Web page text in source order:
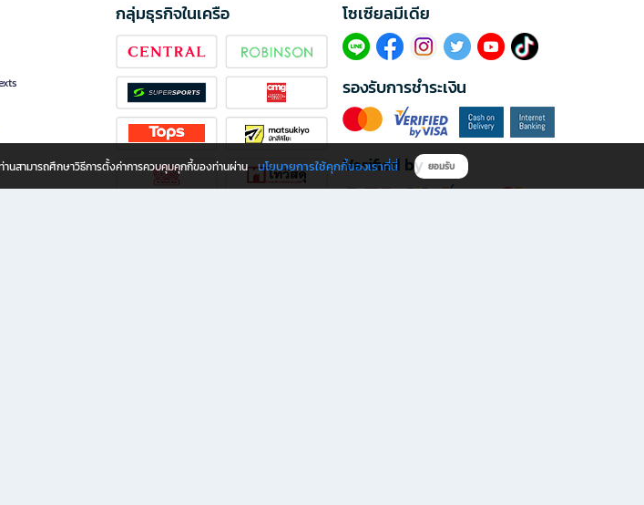
กลุ่มธุรกิจในเครือ โซเซียลมีเดีย​
รองรับการชำระเงิน
Verified by
นสามารถศึกษาวิธีการตั้งค่าการควบคุมคุกกี้ของท่านผ่าน นโยบายการใช้คุกกี้ของเราที่นี่ ยอมรับ